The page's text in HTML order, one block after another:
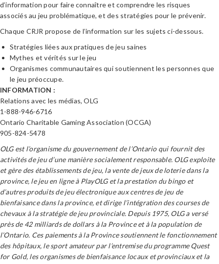
d’information pour faire connaître et comprendre les risques
associés au jeu problématique, et des stratégies pour le prévenir.
Chaque CRJR propose de l’information sur les sujets ci-dessous.
Stratégies liées aux pratiques de jeu saines
Mythes et vérités sur le jeu
Organismes communautaires qui soutiennent les personnes que
le jeu préoccupe.
INFORMATION :
Relations avec les médias, OLG
1-888-946-6716
Ontario Charitable Gaming Association (OCGA)
905-824-5478
OLG est l’organisme du gouvernement de l’Ontario qui fournit des
activités de jeu d’une manière socialement responsable. OLG exploite
et gère des établissements de jeu, la vente de jeux de loterie dans la
province, le jeu en ligne à PlayOLG et la prestation du bingo et
d’autres produits de jeu électronique aux centres de jeu de
bienfaisance dans la province, et dirige l’intégration des courses de
chevaux à la stratégie de jeu provinciale. Depuis 1975, OLG a versé
près de 42 milliards de dollars à la Province et à la population de
l’Ontario. Ces paiements à la Province soutiennent le fonctionnement
des hôpitaux, le sport amateur par l’entremise du programme Quest
for Gold, les organismes de bienfaisance locaux et provinciaux et la